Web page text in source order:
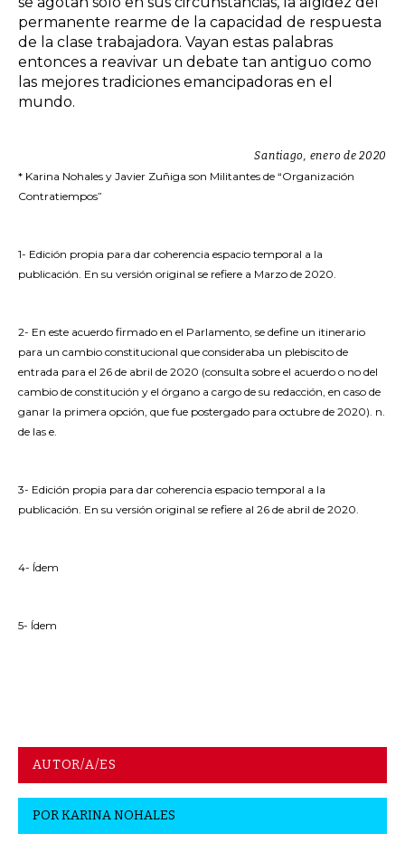
permanente rearme de la capacidad de respuesta
de la clase trabajadora. Vayan estas palabras
entonces a reavivar un debate tan antiguo como
las mejores tradiciones emancipadoras en el
mundo.
Santiago, enero de 2020
* Karina Nohales y Javier Zuñiga son Militantes de “Organización
Contratiempos”
1- Edición propia para dar coherencia espacio temporal a la
publicación. En su versión original se refiere a Marzo de 2020.
2- En este acuerdo firmado en el Parlamento, se define un itinerario
para un cambio constitucional que consideraba un plebiscito de
entrada para el 26 de abril de 2020 (consulta sobre el acuerdo o no del
cambio de constitución y el órgano a cargo de su redacción, en caso de
ganar la primera opción, que fue postergado para octubre de 2020). n.
de las e.
3- Edición propia para dar coherencia espacio temporal a la
publicación. En su versión original se refiere al 26 de abril de 2020.
4- Ídem
5- Ídem
AUTOR/A/ES
PORKARINA NOHALES